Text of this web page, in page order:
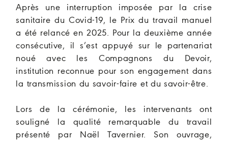
Après une interruption imposée par la crise
sanitaire du Covid-19, le Prix du travail manuel
a été relancé en 2025. Pour la deuxième année
consécutive, il s’est appuyé sur le partenariat
noué avec les Compagnons du Devoir,
institution reconnue pour son engagement dans
la transmission du savoir-faire et du savoir-être.
Lors de la cérémonie, les intervenants ont
souligné la qualité remarquable du travail
présenté par Naël Tavernier. Son ouvrage,